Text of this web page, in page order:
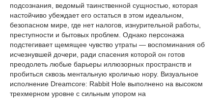
подсознания, ведомый таинственной сущностью, которая
настойчиво убеждает его остаться в этом идеальном,
безопасном мире, где нет налогов, изнурительной работы,
преступности и бытовых проблем. Однако персонажа
подстегивает щемящее чувство утраты — воспоминания об
исчезнувшей дочери, ради спасения которой он готов
преодолеть любые барьеры иллюзорных пространств и
пробиться сквозь ментальную кроличью нору. Визуальное
исполнение Dreamcore: Rabbit Hole выполнено на высоком
трехмерном уровне с сильным упором на